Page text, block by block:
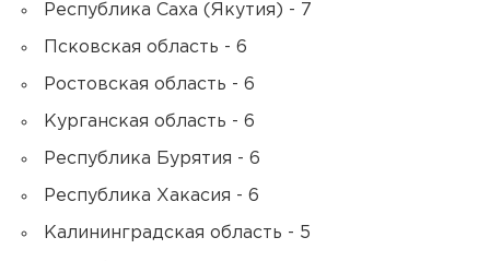
Республика Саха (Якутия) - 7
Псковская область - 6
Ростовская область - 6
Курганская область - 6
Республика Бурятия - 6
Республика Хакасия - 6
Калининградская область - 5